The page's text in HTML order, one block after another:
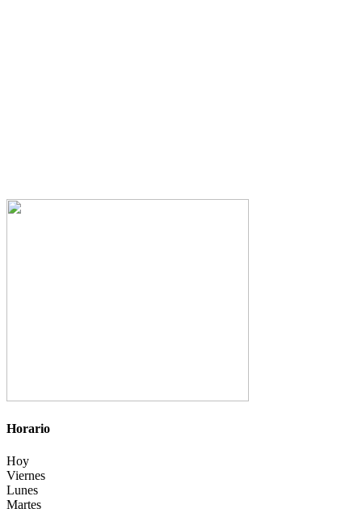
Horario
Hoy
Viernes
Lunes
Martes